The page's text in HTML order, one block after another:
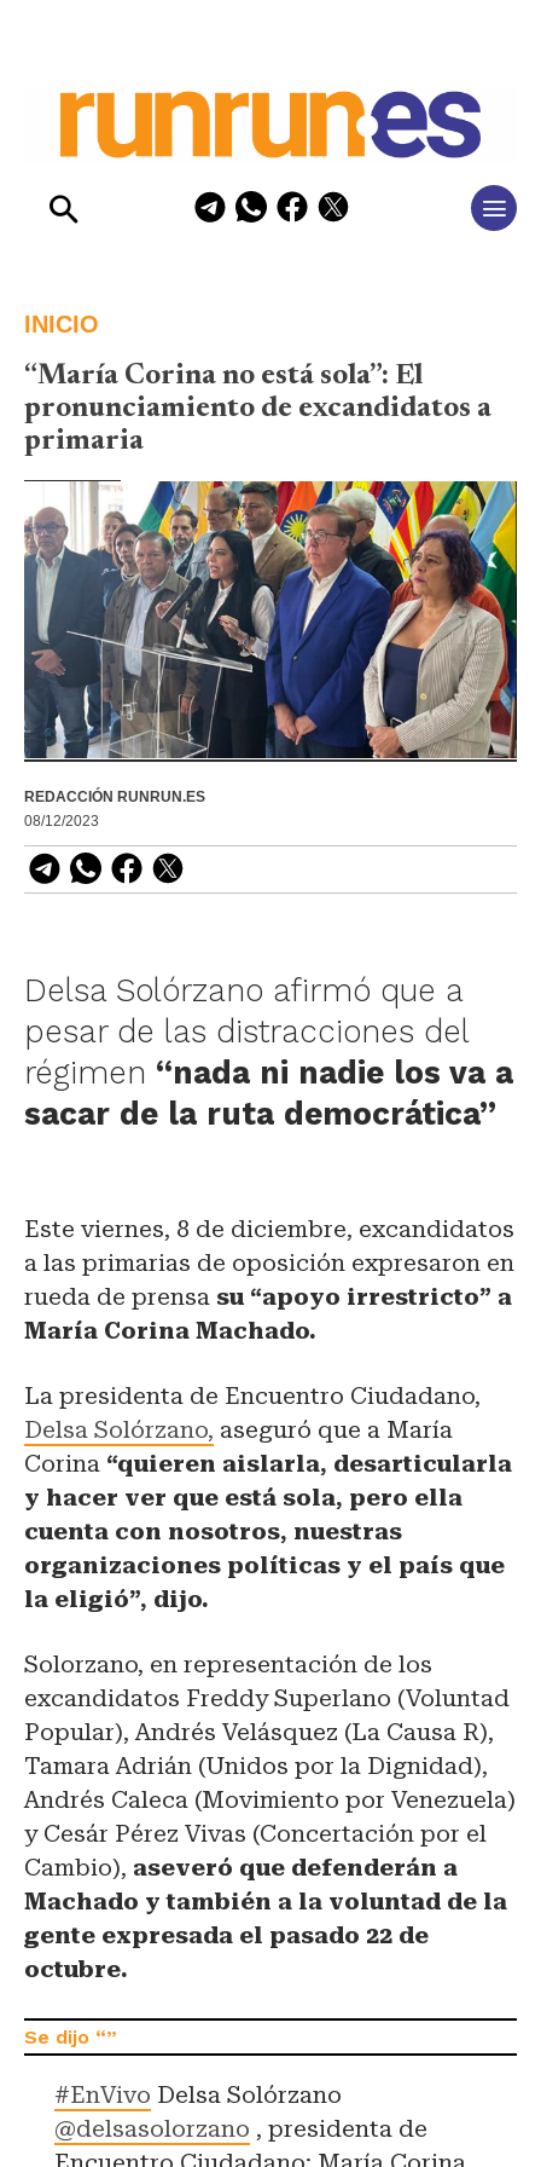
INICIO
“María Corina no está sola”: El
pronunciamiento de excandidatos a
primaria
REDACCIÓN RUNRUN.ES
08/12/2023
Delsa Solórzano afirmó que a
pesar de las distracciones del
régimen “nada ni nadie los va a
sacar de la ruta democrática”
Este viernes, 8 de diciembre, excandidatos
a las primarias de oposición expresaron en
rueda de prensa su “apoyo irrestricto” a
María Corina Machado.
La presidenta de Encuentro Ciudadano,
Delsa Solórzano, aseguró que a María
Corina “quieren aislarla, desarticularla
y hacer ver que está sola, pero ella
cuenta con nosotros, nuestras
organizaciones políticas y el país que
la eligió”, dijo.
Solorzano, en representación de los
excandidatos Freddy Superlano (Voluntad
Popular), Andrés Velásquez (La Causa R),
Tamara Adrián (Unidos por la Dignidad),
Andrés Caleca (Movimiento por Venezuela)
y Cesár Pérez Vivas (Concertación por el
Cambio), aseveró que defenderán a
Machado y también a la voluntad de la
gente expresada el pasado 22 de
octubre.
#EnVivo Delsa Solórzano
@delsasolorzano , presidenta de